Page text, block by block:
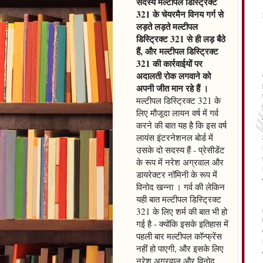
321 के चेयरमैन विनय गर्ग से
लड़ते लड़ते मल्टीपल
डिस्ट्रिक्ट 321 से ही लड़ बैठे
हैं, और मल्टीपल डिस्ट्रिक्ट
321 की कार्रवाईयों पर
अदालती रोक लगवाने को
अपनी जीत मान रहे हैं ।
मल्टीपल डिस्ट्रिक्ट 321 के
लिए मौजूदा लायन वर्ष में गर्व
करने की बात यह है कि इस वर्ष
लायंस इंटरनेशनल बोर्ड में
उसके दो सदस्य हैं - प्रेसीडेंट
के रूप में नरेश अग्रवाल और
डायरेक्टर नॉमिनी के रूप में
विनोद खन्ना । गर्व की लेकिन
यही बात मल्टीपल डिस्ट्रिक्ट
321 के लिए शर्म की बात भी हो
गई है - क्योंकि इसके इतिहास में
पहली बार मल्टीपल कॉन्फ्रेंस
नहीं हो पाएगी, और इसके लिए
नरेश अग्रवाल और विनोद